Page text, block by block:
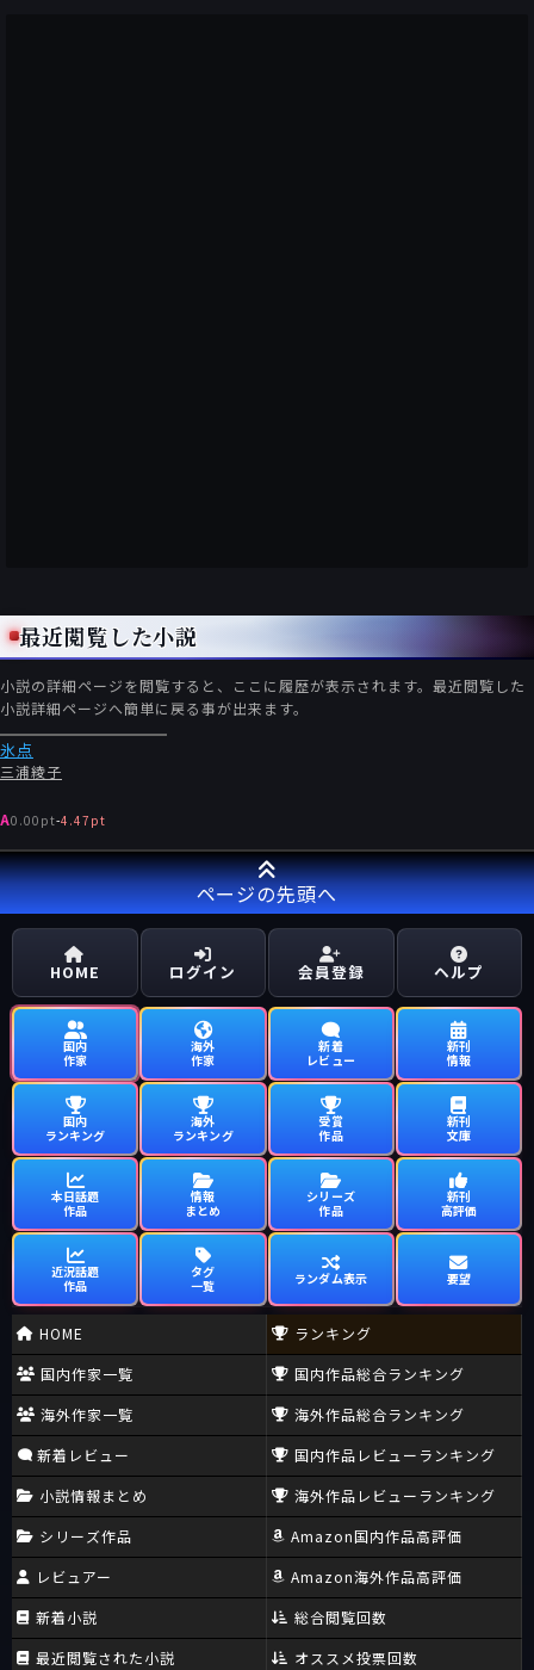
最近閲覧した小説
小説の詳細ページを閲覧すると、ここに履歴が表示されます。最近閲覧した
小説詳細ページへ簡単に戻る事が出来ます。
氷点
三浦綾子
A0.00pt-4.47pt
ページの先頭へ
HOME ログイン 会員登録 ヘルプ
国内
作家
海外
作家
新着
レビュー
新刊
情報
国内
ランキング
海外
ランキング
受賞
作品
新刊
文庫
本日話題
作品
情報
まとめ
シリーズ
作品
新刊
高評価
近況話題
作品
タグ
一覧
ランダム表示 要望
HOME
国内作家一覧
海外作家一覧
新着レビュー
小説情報まとめ
シリーズ作品
レビュアー
新着小説
最近閲覧された小説
ランキング
国内作品総合ランキング
海外作品総合ランキング
国内作品レビューランキング
海外作品レビューランキング
Amazon国内作品高評価
Amazon海外作品高評価
総合閲覧回数
オススメ投票回数